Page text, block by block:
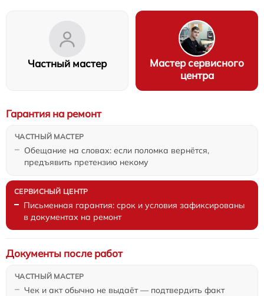
Частный мастер
Мастер сервисного
центра
Обещание на словах: если поломка вернётся,
предъявить претензию некому
Гарантия на ремонт
Письменная гарантия: срок и условия зафиксированы
в документах на ремонт
Чек и акт обычно не выдаёт — подтвердить факт
Документы после работ